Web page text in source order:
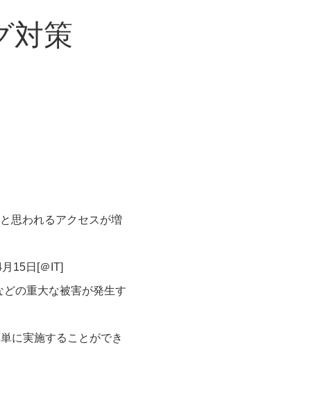
対策
思われるアクセスが増
15日 [＠IT]
の重大な被害が発生す
に実施することができ